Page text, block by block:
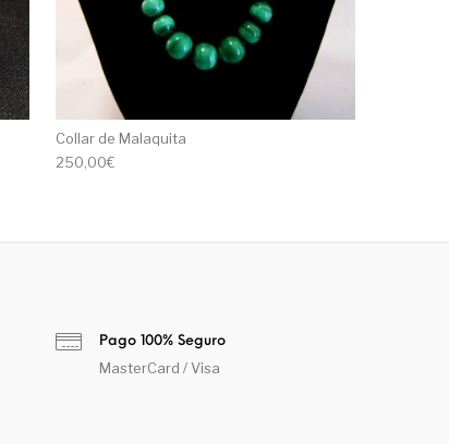
Collar de Malaquita
250,00€
Pago 100% Seguro
MasterCard / Visa